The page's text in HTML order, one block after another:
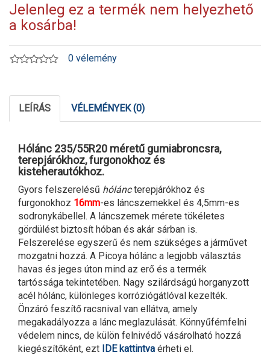
Jelenleg ez a termék nem helyezhető
a kosárba!
0 vélemény
LEÍRÁS VÉLEMÉNYEK (0)
Hólánc 235/55R20 méretű gumiabroncsra,
terepjárókhoz, furgonokhoz és
kisteherautókhoz.
Gyors felszerelésű hóláncterepjárókhoz és
furgonokhoz 16mm-es láncszemekkel és 4,5mm-es
sodronykábellel. A láncszemek mérete tökéletes
gördülést biztosít hóban és akár sárban is.
Felszerelése egyszerű és nem szükséges a járművet
mozgatni hozzá. A Picoya hólánc a legjobb választás
havas és jeges úton mind az erő és a termék
tartóssága tekintetében. Nagy szilárdságú horganyzott
acél hólánc, különleges korróziógátlóval kezelték.
Önzáró feszítő racsnival van ellátva, amely
megakadályozza a lánc meglazulását. Könnyűfémfelni
védelem nincs, de külön felnivédő vásárolható hozzá
kiegészítőként, ezt IDE kattintva érheti el.